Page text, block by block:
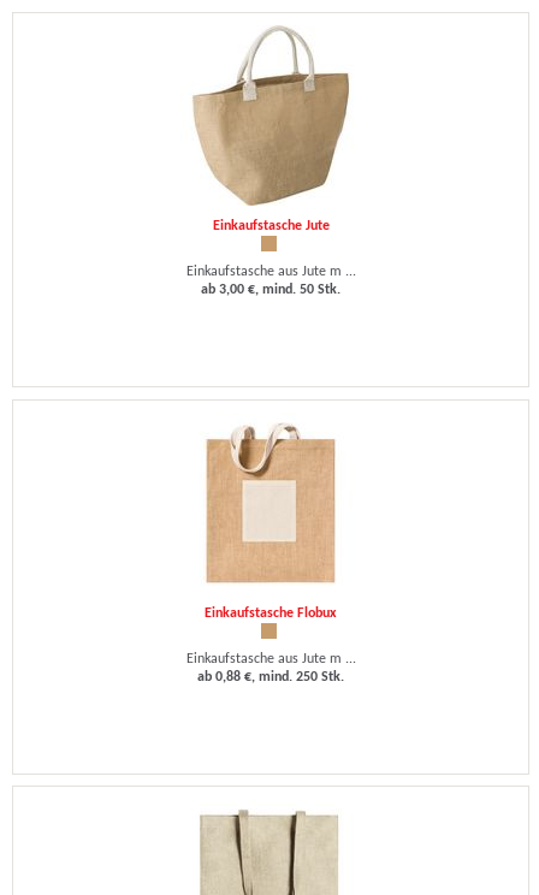
Einkaufstasche Jute
Einkaufstasche aus Jute m ...
ab 3,00 €, mind. 50 Stk.
Einkaufstasche Flobux
Einkaufstasche aus Jute m ...
ab 0,88 €, mind. 250 Stk.